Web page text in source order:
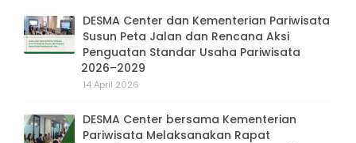
DESMA Center dan Kementerian Pariwisata
Susun Peta Jalan dan Rencana Aksi
Penguatan Standar Usaha Pariwisata
2026–2029
14 April 2026
DESMA Center bersama Kementerian
Pariwisata Melaksanakan Rapat